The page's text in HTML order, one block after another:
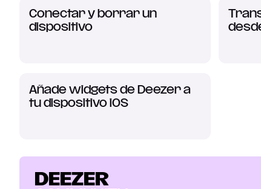
Conectar y borrar un
dispositivo
Añade widgets de Deezer a
tu dispositivo iOS
DEEZER